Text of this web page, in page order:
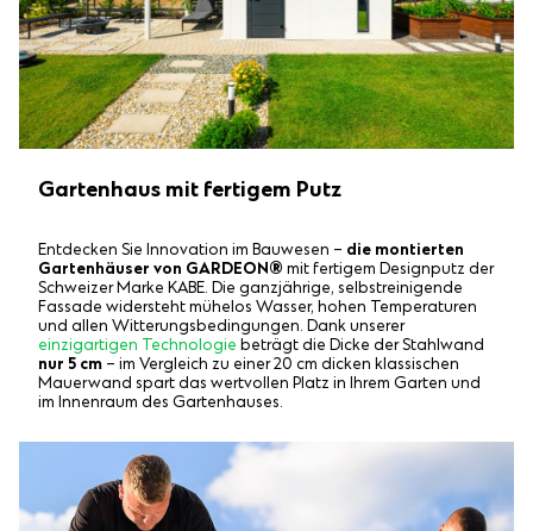
Gartenhaus mit fertigem Putz
Entdecken Sie Innovation im Bauwesen – die montierten
Gartenhäuser von GARDEON® mit fertigem Designputz der
Schweizer Marke KABE. Die ganzjährige, selbstreinigende
Fassade widersteht mühelos Wasser, hohen Temperaturen
und allen Witterungsbedingungen. Dank unserer
einzigartigen Technologie beträgt die Dicke der Stahlwand
nur 5 cm – im Vergleich zu einer 20 cm dicken klassischen
Mauerwand spart das wertvollen Platz in Ihrem Garten und
im Innenraum des Gartenhauses.